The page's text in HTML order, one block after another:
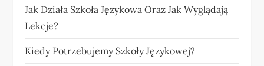
Jak Działa Szkoła Językowa Oraz Jak Wyglądają
Lekcje?
Kiedy Potrzebujemy Szkoły Językowej?